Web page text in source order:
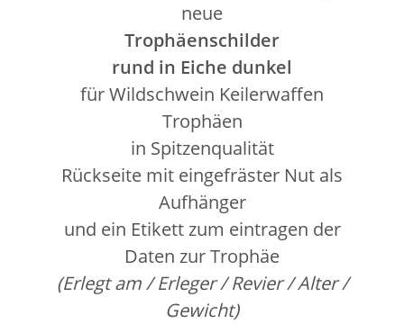
neue
Trophäenschilder
rund in Eiche dunkel
für Wildschwein Keilerwaffen
Trophäen
in Spitzenqualität
Rückseite mit eingefräster Nut als
Aufhänger
und ein Etikett zum eintragen der
Daten zur Trophäe
(Erlegt am / Erleger / Revier / Alter /
Gewicht)